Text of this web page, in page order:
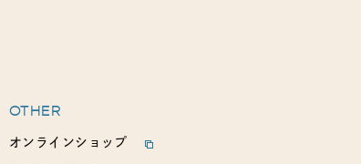
OTHER
オンラインショップ